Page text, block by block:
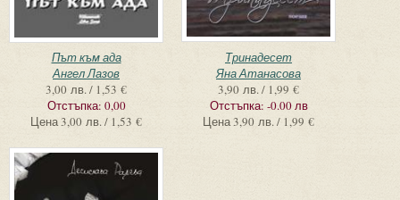
Път към ада
Ангел Лазов
3,00 лв. / 1,53 €
Отстъпка: 0,00
Цена3,00 лв. / 1,53 €
Тринадесет
Яна Атанасова
3,90 лв. / 1,99 €
Отстъпка: -0.00 лв
Цена3,90 лв. / 1,99 €